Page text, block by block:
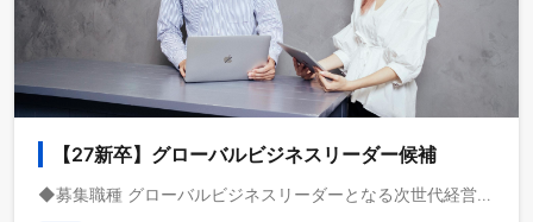
【27新卒】グローバルビジネスリーダー候補
◆募集職種 グローバルビジネスリーダーとなる次世代経営幹部候補の選考エントリーを開始します。 動画メディアを共通基盤として海外事業を急成長させている株式会社ブルードは、取扱高を三桁億から四桁億へスケールするフェーズにいます。自己資本経営、取扱高約三桁億、営業利益一桁億、日本最大級の教育旅行サービスを運営しており、これから世界で教育旅行サービスの垂直統合モデルを実現し、世界で最も人々のライフチェンジをサポートする企業になりたいと考えています。 ◆配属想定 - 事業開発、新規事業、戦略コンサル、AIプロジェクト、海外拠点マネジメントなど - 社長直下プロジェクトに参画 - 入社1年目から海外拠点立ち上げ・M&A・PMIに関与 - 次世代CXO候補として育成 ◆キャリアパス例 1年目：シドニー拠点で教育旅行サービス立上げPM 2年目：オーストラリア拠点マネージャーとして売上3億円達成 3年目：カナダM&A案件のPMI責任者として取締役補佐 5年目：北米統括CEO就任、2か国を統括するグループ執行役員 ◆業務イメージ - 役員/事業責任者と連携した事業企画/事業開発の提案と実行 - AIオペレーション、AIを前提とした業務プロセスの再設計と推進 - 海外拠点立ち上げ責任者として海外進出と事業開発を推進 - 学校法人営業・企業法人営業・個人へのコンサルティング事業を推進 - AIを活用したSNSマーケティングの企画/撮影/編集/分析を海外拠点で組成 - クロスボーダーM&A・PMI・業績拡張を管掌 - 役員/事業責任者と連携した採用・人員計画の策定と実行 弊社の事業領域には様々なミッションがあります。選考のプロセスにて、志向に合わせて具体的な仕事内容や役割を提案させていただきます。 ◆出身大学一覧 早稲田大学、慶應大学、東京大学、一橋大学、京都大学、大阪大学、東京外語大学、筑波大学、北海道大学、名古屋大学、秋田大学、関西学院大学、立命館大学、名城大学、順天堂大学、京都産業大学、國學院大学、関西外語大学、明治大学、明治学院大学、東洋大学、日本女子大学、九州産業大学、北海道文教大学、ハーバード大学、UCバークレー大学、UCLA大学、トロント大学、モンテレイ工科大学、ポンペウファブラ大学、フロリダ大学、リンネ大学、フレンズ大学、UCアーバイン大学など